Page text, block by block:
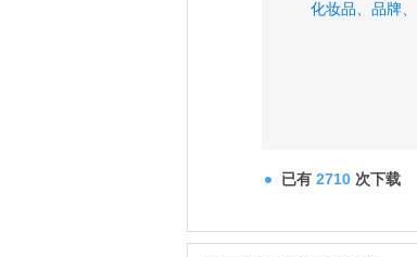
化妆品、 品牌、
已有 2710 次下载